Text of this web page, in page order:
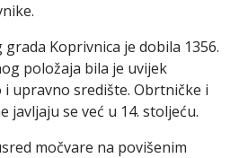
Koprivnica je dobila 1356.
položaja bila je uvijek
upravno središte. Obrtničke i
se već u 14. stoljeću.
močvare na povišenim